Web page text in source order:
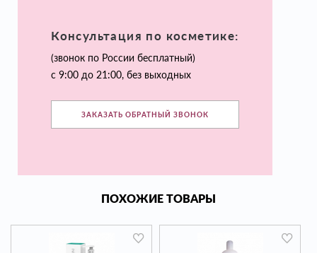
Консультация по косметике:
(звонок по России бесплатный)
с 9:00 до 21:00, без выходных
ЗАКАЗАТЬ ОБРАТНЫЙ ЗВОНОК
ПОХОЖИЕ ТОВАРЫ